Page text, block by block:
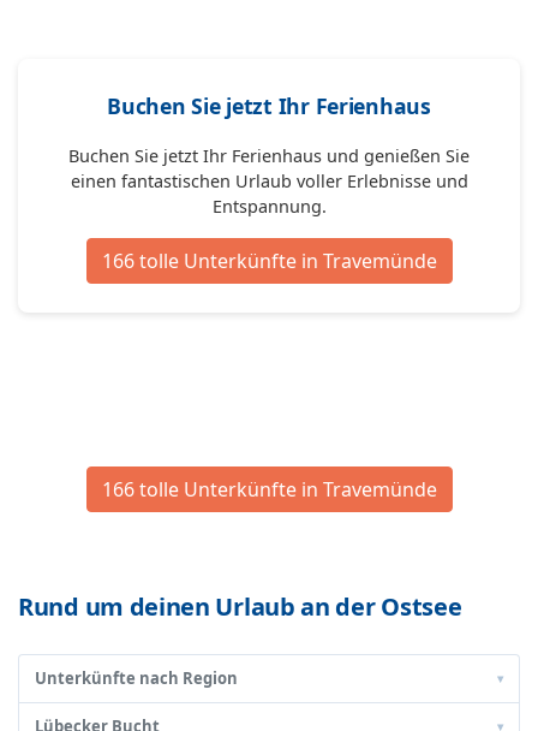
Buchen Sie jetzt Ihr Ferienhaus
Buchen Sie jetzt Ihr Ferienhaus und genießen Sie
einen fantastischen Urlaub voller Erlebnisse und
Entspannung.
166 tolle Unterkünfte in Travemünde
166 tolle Unterkünfte in Travemünde
Rund um deinen Urlaub an der Ostsee
Unterkünfte nach Region ▾
Lübecker Bucht ▾